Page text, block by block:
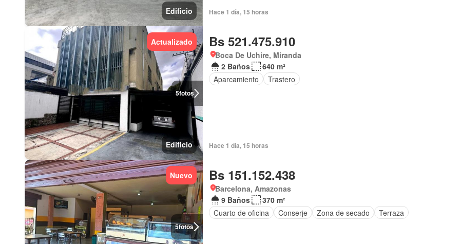
Edificio Hace 1 día, 15 horas
5fotos
Actualizado
Edificio
Bs 521.475.910
Boca De Uchire, Miranda
2 Baños
640 m²
Aparcamiento
Trastero
Hace 1 día, 15 horas
5fotos
Nuevo Bs 151.152.438
Barcelona, Amazonas
9 Baños
370 m²
Cuarto de oficina
Conserje Zona de secado Terraza